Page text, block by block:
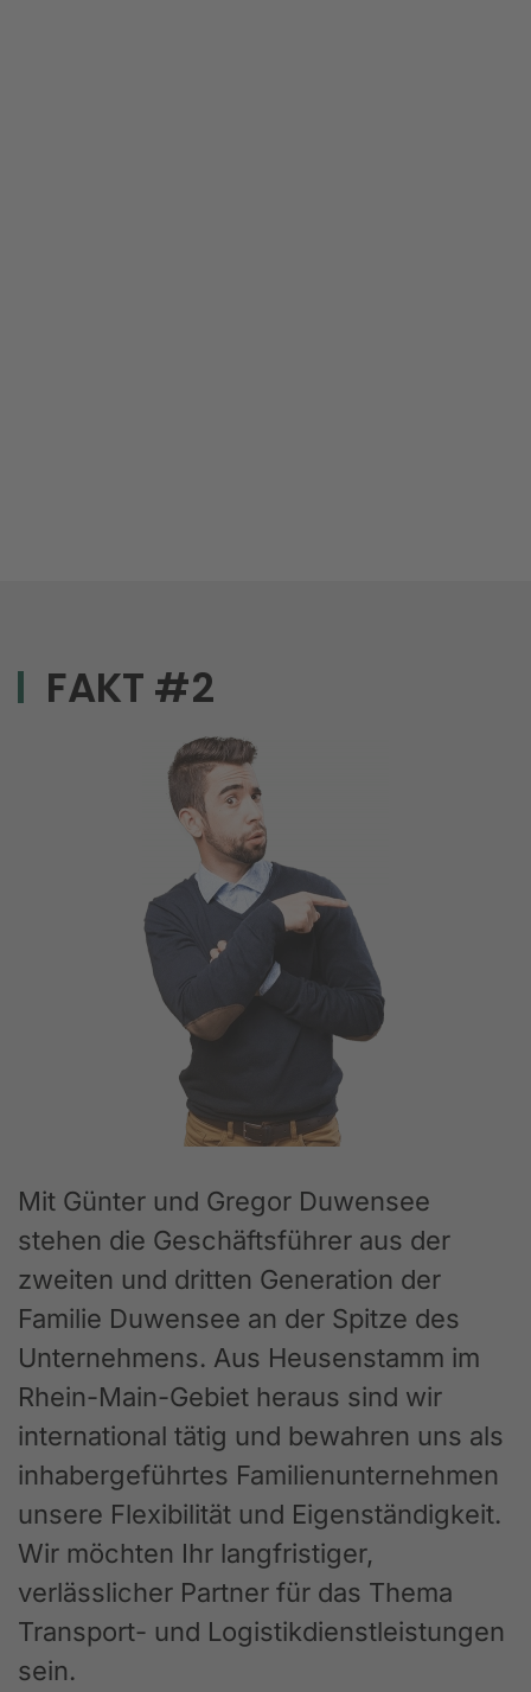
FAKT #2
Mit Günter und Gregor Duwensee
stehen die Geschäftsführer aus der
zweiten und dritten Generation der
Familie Duwensee an der Spitze des
Unternehmens. Aus Heusenstamm im
Rhein-Main-Gebiet heraus sind wir
international tätig und bewahren uns als
inhabergeführtes Familienunternehmen
unsere Flexibilität und Eigenständigkeit.
Wir möchten Ihr langfristiger,
verlässlicher Partner für das Thema
Transport- und Logistikdienstleistungen
sein.